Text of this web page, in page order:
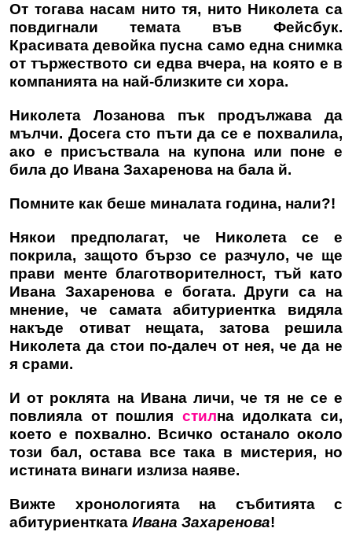
От тогава насам нито тя, нито Николета са
повдигнали темата във Фейсбук.
Красивата девойка пусна само една снимка
от тържеството си едва вчера, на която е в
компанията на най-близките си хора.
Николета Лозанова пък продължава да
мълчи. Досега сто пъти да се е похвалила,
ако е присъствала на купона или поне е
била до Ивана Захаренова на бала й.
Помните как беше миналата година, нали?!
Някои предполагат, че Николета се е
покрила, защото бързо се разчуло, че ще
прави менте благотворителност, тъй като
Ивана Захаренова е богата. Други са на
мнение, че самата абитуриентка видяла
накъде отиват нещата, затова решила
Николета да стои по-далеч от нея, че да не
я срами.
И от роклята на Ивана личи, че тя не се е
повлияла от пошлия стилна идолката си,
което е похвално. Всичко останало около
този бал, остава все така в мистерия, но
истината винаги излиза наяве.
Вижте хронологията на събитията с
абитуриентката Ивана Захаренова!